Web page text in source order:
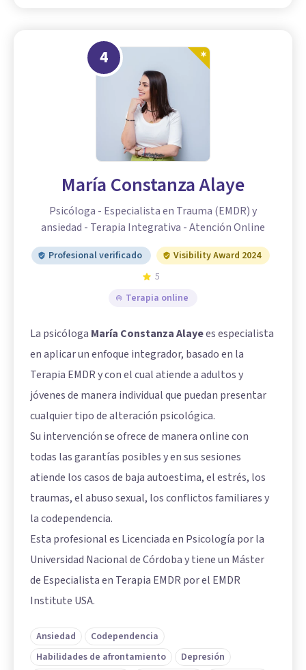
4
María Constanza Alaye
Psicóloga - Especialista en Trauma (EMDR) y
ansiedad - Terapia Integrativa - Atención Online
Profesional verificado
Visibility Award 2024
5
Terapia online
La psicóloga María Constanza Alayees especialista
en aplicar un enfoque integrador, basado en la
Terapia EMDR y con el cual atiende a adultos y
jóvenes de manera individual que puedan presentar
cualquier tipo de alteración psicológica.
Su intervención se ofrece de manera online con
todas las garantías posibles y en sus sesiones
atiende los casos de baja autoestima, el estrés, los
traumas, el abuso sexual, los conflictos familiares y
la codependencia.
Esta profesional es Licenciada en Psicología por la
Universidad Nacional de Córdoba y tiene un Máster
de Especialista en Terapia EMDR por el EMDR
Institute USA.
Ansiedad
Codependencia
Habilidades de afrontamiento
Depresión